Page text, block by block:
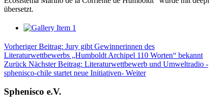
übersetzt.
Vorheriger Beitrag: Jury gibt Gewinnerinnen des
Literaturwettbewerbs „Humboldt Archipel 110 Worten“ bekannt
Zurück Nächster Beitrag: Literaturwettbewerb und Umweltradio -
sphenisco-chile startet neue Initiativen- Weiter
Sphenisco e.V.